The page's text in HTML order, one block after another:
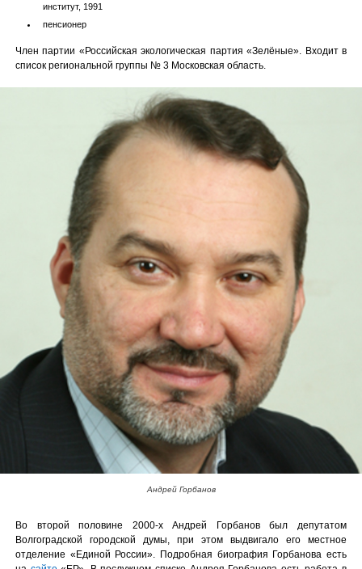
институт, 1991
пенсионер
Член партии «Российская экологическая партия «Зелёные». Входит в
список региональной группы № 3 Московская область.
Андрей Горбанов
Во второй половине 2000-х Андрей Горбанов был депутатом
Волгоградской городской думы, при этом выдвигало его местное
отделение «Единой России». Подробная биография Горбанова есть